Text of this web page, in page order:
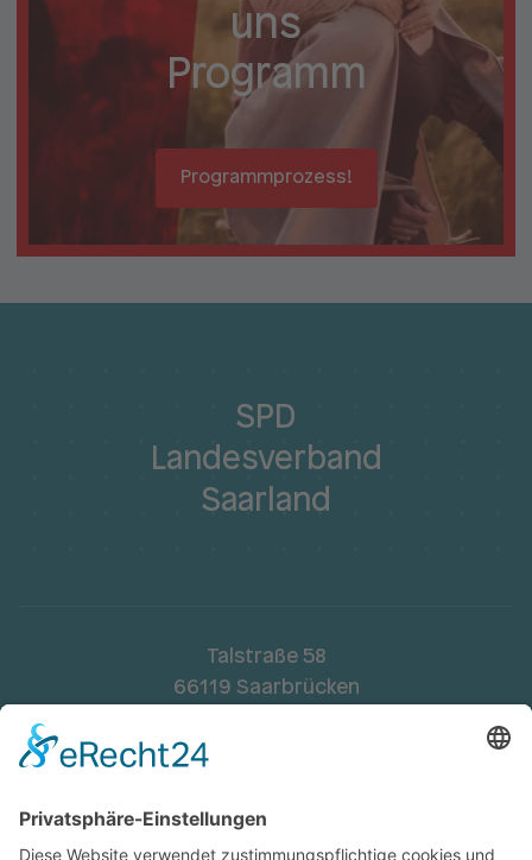
uns
Programm
Programmprozess!
SPD
Landesverband
Saarland
Talstraße 58
66119 Saarbrücken
Telefon:
Fax: 068195448-48
landesverband.saar@spd.de